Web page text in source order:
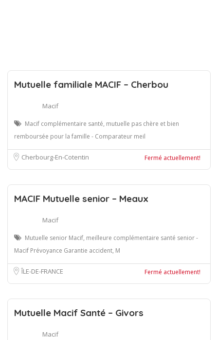
Mutuelle familiale MACIF – Cherbou
Macif
Macif complémentaire santé, mutuelle pas chère et bien
remboursée pour la famille - Comparateur meil
Cherbourg-En-Cotentin Fermé actuellement!
MACIF Mutuelle senior – Meaux
Macif
Mutuelle senior Macif, meilleure complémentaire santé senior -
Macif Prévoyance Garantie accident, M
ÎLE-DE-FRANCE Fermé actuellement!
Mutuelle Macif Santé – Givors
Macif